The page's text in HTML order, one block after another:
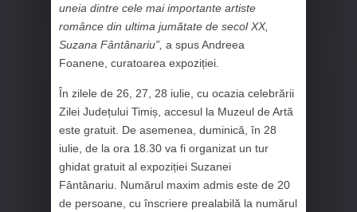
uneia dintre cele mai importante artiste
românce din ultima jumătate de secol XX,
Suzana Fântânariu”, a spus Andreea
Foanene, curatoarea expoziției.
În zilele de 26, 27, 28 iulie, cu ocazia celebrării
Zilei Județului Timiș, accesul la Muzeul de Artă
este gratuit. De asemenea, duminică, în 28
iulie, de la ora 18.30 va fi organizat un tur
ghidat gratuit al expoziției Suzanei
Fântânariu. Numărul maxim admis este de 20
de persoane, cu înscriere prealabilă la numărul